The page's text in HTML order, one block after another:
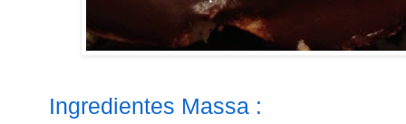
Ingredientes Massa :